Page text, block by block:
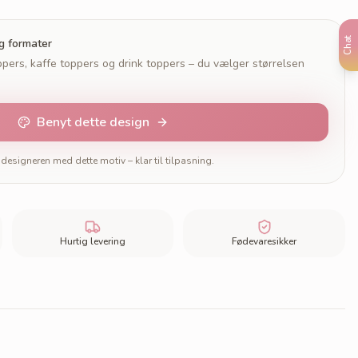
Chat
formater
kaffe toppers og drink toppers – du vælger størrelsen
Benyt dette design
med dette motiv – klar til tilpasning.
Hurtig levering Fødevaresikker